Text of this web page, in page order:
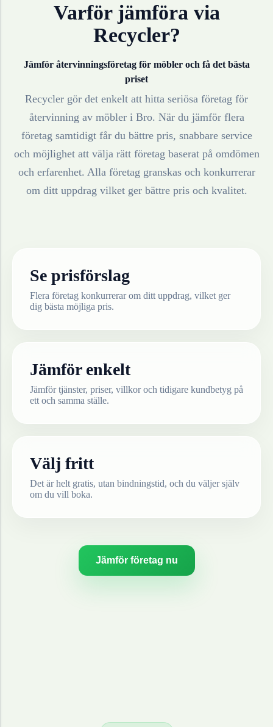
Varför jämföra via
Recycler?
Jämför återvinningsföretag för möbleroch få det bästa
priset
Recycler gör det enkelt att hitta seriösa företag för
återvinning av möbleri Bro. När du jämför flera
företag samtidigt får du bättre pris, snabbare service
och möjlighet att välja rätt företag baserat på omdömen
och erfarenhet. Alla företag granskas och konkurrerar
om ditt uppdrag vilket ger bättre pris och kvalitet.
Se prisförslag
Flera företag konkurrerar om ditt uppdrag, vilket ger
dig bästa möjliga pris.
Jämför enkelt
Jämför tjänster, priser, villkor och tidigare kundbetyg på
ett och samma ställe.
Välj fritt
Det är helt gratis, utan bindningstid, och du väljer själv
om du vill boka.
Jämför företag nu